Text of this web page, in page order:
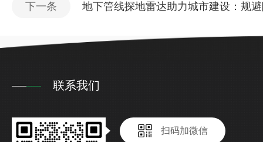
下一条 地下管线探地雷达助力城市建设：规
联系我们
扫码加微信